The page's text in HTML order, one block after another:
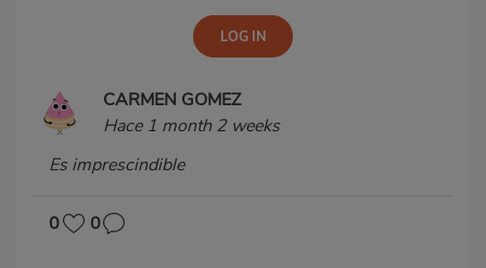
CARMEN GOMEZ
Hace 1 month 2 weeks
Es imprescindible
0 0